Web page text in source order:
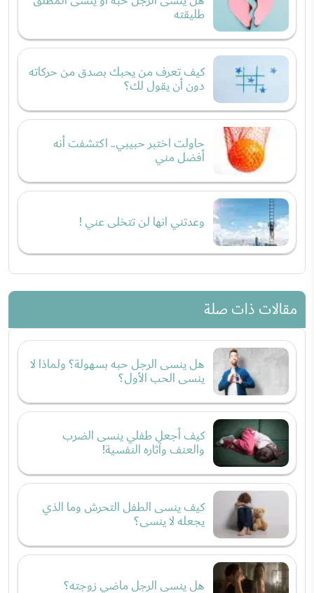
طليقته
كيف تعرف من يحبك بصدق من حركاته
دون أن يقول لك؟
حاولت اختبر حبيبي.. اكتشفت أنه
أفضل مني
وعدتني انها لن تتخلى عني !
مقالات ذات صلة
هل ينسى الرجل حبه بسهولة؟ ولماذا لا
ينسى الحب الأول؟
كيف أجعل طفلي ينسى الضرب
والعنف وآثاره النفسية!
كيف ينسى الطفل التحرش وما الذي
يجعله لا ينسى؟
هل ينسى الرجل ماضي زوجته؟